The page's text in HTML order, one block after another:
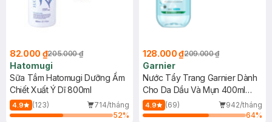
82.000 ₫205.000 ₫
Hatomugi
Sữa Tắm Hatomugi Dưỡng Ẩm
Chiết Xuất Ý Dĩ 800ml
4.9 (123)
714/tháng
52%
128.000 ₫209.000 ₫
Garnier
Nước Tẩy Trang Garnier Dành
Cho Da Dầu Và Mụn 400ml
(Mới)
4.9 (69)
942/tháng
64%